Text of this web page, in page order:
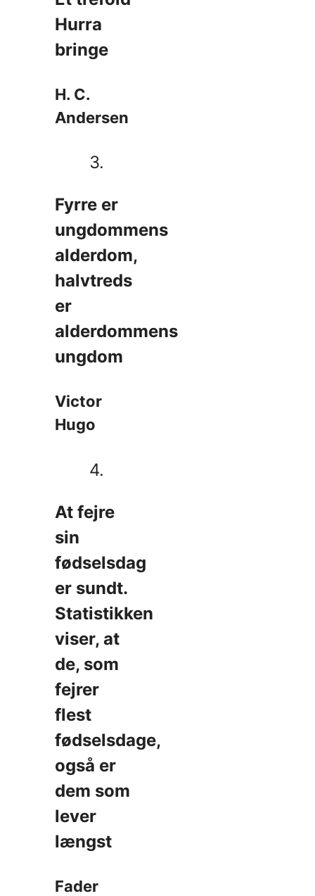
Hurra
bringe
H. C.
Andersen
3.
Fyrre er
ungdommens
alderdom,
halvtreds
er
alderdommens
ungdom
Victor
Hugo
4.
At fejre
sin
fødselsdag
er sundt.
Statistikken
viser, at
de, som
fejrer
flest
fødselsdage,
også er
dem som
lever
længst
Fader